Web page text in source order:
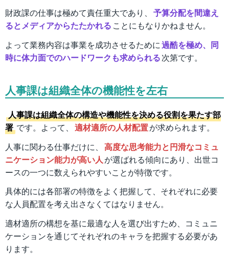
財政課の仕事は極めて責任重大であり、 予算分配を間違え
るとメディアからたたかれる ことにもなりかねません。
よって業務内容は事業を成功させるために過酷を極め、同
時に体力面でのハードワークも求められる次第です。
人事課は組織全体の機能性を左右
人事課は組織全体の構造や機能性を決める役割を果たす部
署 です。よって、 適材適所の人材配置が求められます。
人事に関わる仕事だけに、 高度な思考能力と円滑なコミュ
ニケーション能力が高い人 が選ばれる傾向にあり、出世コ
ースの一つに数えられやすいことが特徴です。
具体的には各部署の特徴をよく把握して、それぞれに必要
な人員配置を考え出さなくてはなりません。
適材適所の構想を基に最適な人を選び出すため、コミュニ
ケーションを通じてそれぞれのキャラを把握する必要があ
ります。